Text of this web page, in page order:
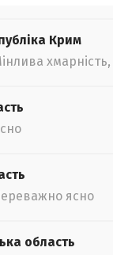
Крим
ясно
область